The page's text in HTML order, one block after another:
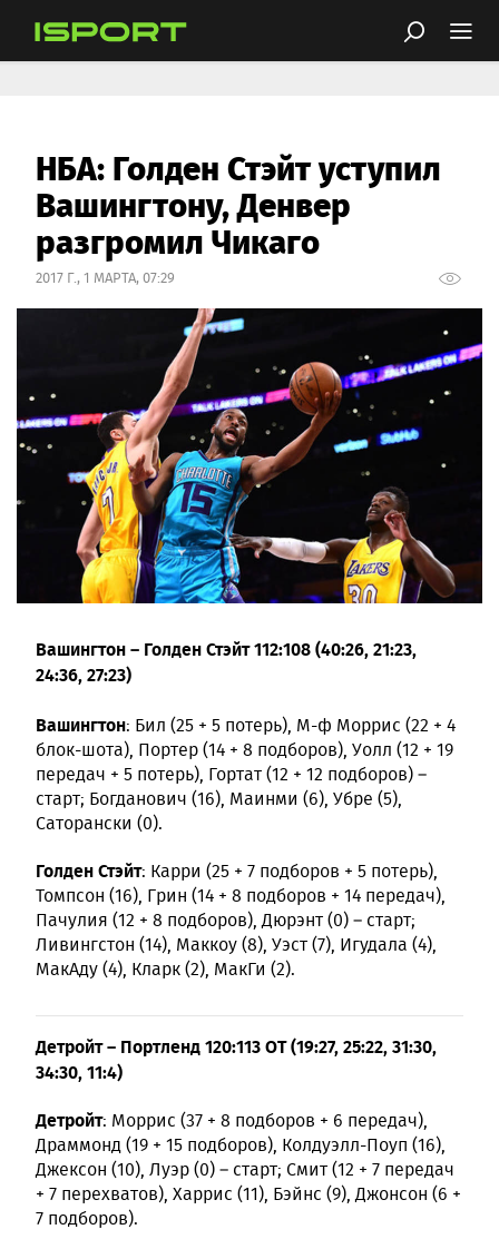
НБА: Голден Стэйт уступил
Вашингтону, Денвер
разгромил Чикаго
2017 Г., 1 МАРТА, 07:29
Вашингтон – Голден Стэйт 112:108 (40:26, 21:23,
24:36, 27:23)
Вашингтон: Бил (25 + 5 потерь), М-ф Моррис (22 + 4
блок-шота), Портер (14 + 8 подборов), Уолл (12 + 19
передач + 5 потерь), Гортат (12 + 12 подборов) –
старт; Богданович (16), Маинми (6), Убре (5),
Саторански (0).
Голден Стэйт: Карри (25 + 7 подборов + 5 потерь),
Томпсон (16), Грин (14 + 8 подборов + 14 передач),
Пачулия (12 + 8 подборов), Дюрэнт (0) – старт;
Ливингстон (14), Маккоу (8), Уэст (7), Игудала (4),
МакАду (4), Кларк (2), МакГи (2).
Детройт – Портленд 120:113 OT (19:27, 25:22, 31:30,
34:30, 11:4)
Детройт: Моррис (37 + 8 подборов + 6 передач),
Драммонд (19 + 15 подборов), Колдуэлл-Поуп (16),
Джексон (10), Луэр (0) – старт; Смит (12 + 7 передач
+ 7 перехватов), Харрис (11), Бэйнс (9), Джонсон (6 +
7 подборов).